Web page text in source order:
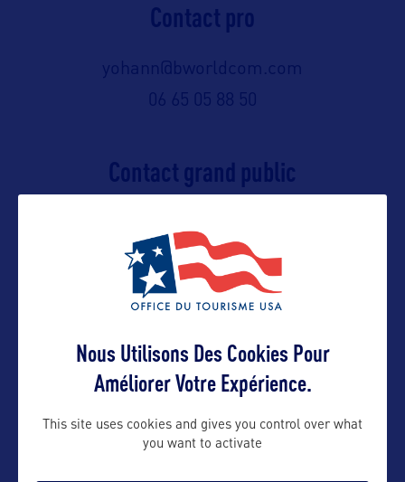
Contact pro
yohann@bworldcom.com
06 65 05 88 50
Contact grand public
Suivre
Nous Utilisons Des Cookies Pour
Améliorer Votre Expérience.
This site uses cookies and gives you control over what
you want to activate